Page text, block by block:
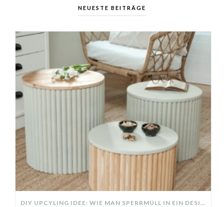
NEUESTE BEITRÄGE
DIY UPCYLING IDEE: WIE MAN SPERRMÜLL IN EIN DESIGNER TEIL VERWANDELT